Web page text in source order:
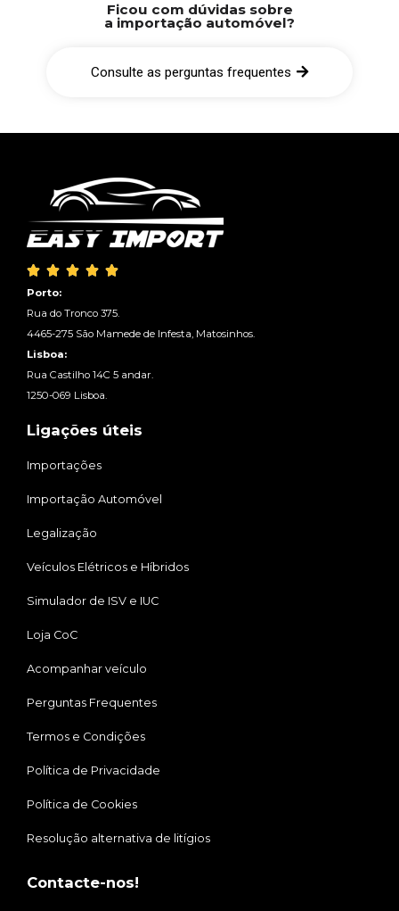
Ficou com dúvidas sobre
a importação automóvel?
Consulte as perguntas frequentes
    
Porto:
Rua do Tronco 375.
4465-275 São Mamede de Infesta, Matosinhos.
Lisboa:
Rua Castilho 14C 5 andar.
1250-069 Lisboa.
Ligações úteis
Importações
Importação Automóvel
Legalização
Veículos Elétricos e Híbridos
Simulador de ISV e IUC
Loja CoC
Acompanhar veículo
Perguntas Frequentes
Termos e Condições
Política de Privacidade
Política de Cookies
Resolução alternativa de litígios
Contacte-nos!